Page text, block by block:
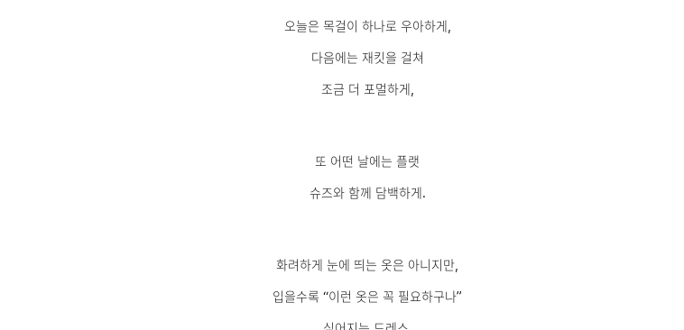
오늘은 목걸이 하나로 우아하게,
다음에는 재킷을 걸쳐
조금 더 포멀하게,
또 어떤 날에는 플랫
슈즈와 함께 담백하게.
화려하게 눈에 띄는 옷은 아니지만,
입을수록 “이런 옷은 꼭 필요하구나”